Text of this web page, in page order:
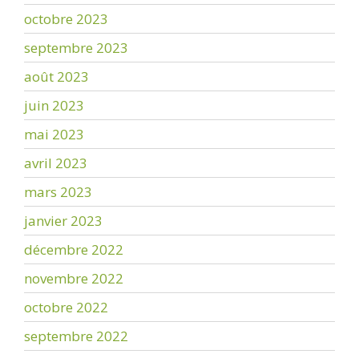
octobre 2023
septembre 2023
août 2023
juin 2023
mai 2023
avril 2023
mars 2023
janvier 2023
décembre 2022
novembre 2022
octobre 2022
septembre 2022